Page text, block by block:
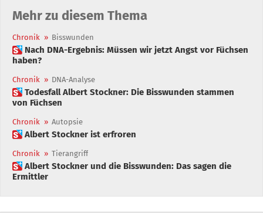
Mehr zu diesem Thema
Chronik » Bisswunden
 Nach DNA-Ergebnis: Müssen wir jetzt Angst vor Füchsen
haben?
Chronik » DNA-Analyse
 Todesfall Albert Stockner: Die Bisswunden stammen
von Füchsen
Chronik » Autopsie
 Albert Stockner ist erfroren
Chronik » Tierangriff
 Albert Stockner und die Bisswunden: Das sagen die
Ermittler